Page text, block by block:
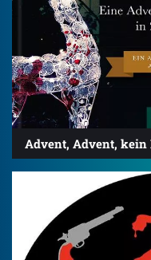
Advent, Advent,